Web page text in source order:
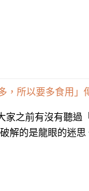
，所以要多食用」
之前有沒有聽過
解的是龍眼的迷思